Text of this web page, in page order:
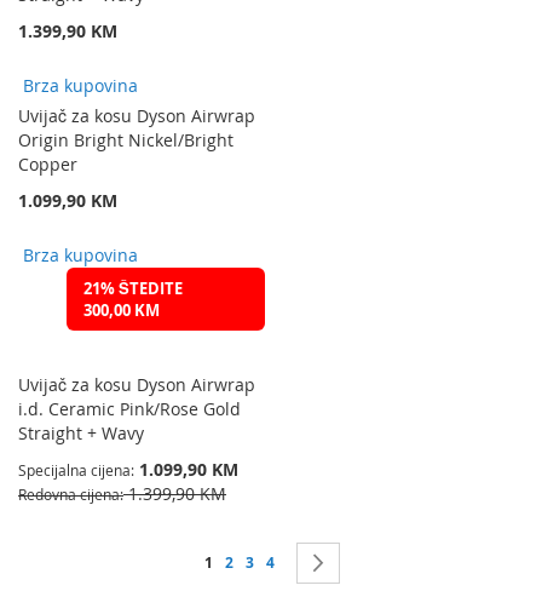
1.399,90 KM
Brza kupovina
Uvijač za kosu Dyson Airwrap
Origin Bright Nickel/Bright
Copper
1.099,90 KM
Brza kupovina
21% ŠTEDITE
300,00 KM
Uvijač za kosu Dyson Airwrap
i.d. Ceramic Pink/Rose Gold
Straight + Wavy
Specijalna cijena 1.099,90 KM
Redovna cijena 1.399,90 KM
Stranica
Trenutno čitate stranicu
1 Stranica
2 Stranica
3 Stranica
4